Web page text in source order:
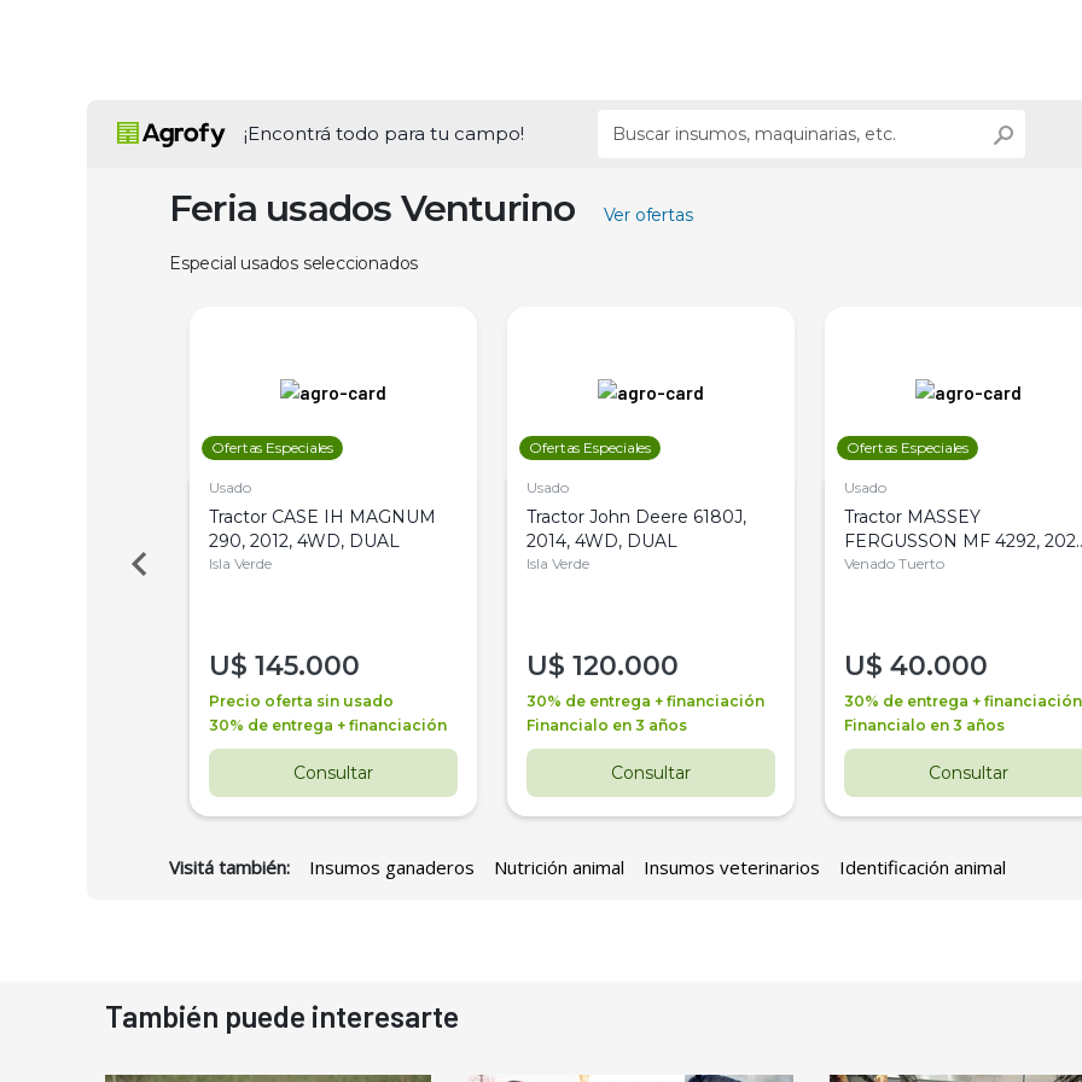
¡Encontrá todo para tu campo!
Feria usados Venturino Ver ofertas
Especial usados seleccionados
Ofertas Especiales
Usado
Tractor CASE IH MAGNUM
290, 2012, 4WD, DUAL
Isla Verde
U$ 145.000
Precio oferta sin usado
30% de entrega + financiación
Consultar
Ofertas Especiales
Usado
Tractor John Deere 6180J,
2014, 4WD, DUAL
Isla Verde
U$ 120.000
30% de entrega + financiación
Financialo en 3 años
Consultar
Ofertas Especiales
Usado
Tractor MASSEY
FERGUSSON MF 4292,
4WD, PATON
Venado Tuerto
U$ 40.000
30% de entrega + financiación
Financialo en 3 años
Consultar
Visitá también: Insumos ganaderos Nutrición animal Insumos veterinarios Identificación animal
También puede interesarte